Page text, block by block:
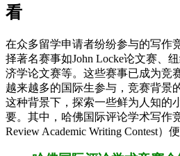
看
在众多留学申请者纷纷参与的写作
择著名赛事如John Locke论文赛、
济学论文赛等。这些赛事已成为竞
越来越多的国际生参与，竞赛背景
这种背景下，探索一些鲜为人知的
要。其中，哈佛国际评论学术写作
Review Academic Writing Contest）